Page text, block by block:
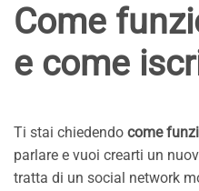
Come
e come
Ti stai chiedendo come
parlare e vuoi crearti un
tratta di un social network